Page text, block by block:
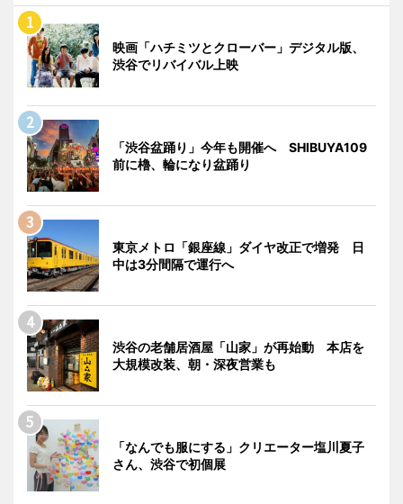
映画「ハチミツとクローバー」デジタル版、
渋谷でリバイバル上映
「渋谷盆踊り」今年も開催へ SHIBUYA109
前に櫓、輪になり盆踊り
東京メトロ「銀座線」ダイヤ改正で増発 日
中は3分間隔で運行へ
渋谷の老舗居酒屋「山家」が再始動 本店を
大規模改装、朝・深夜営業も
「なんでも服にする」クリエーター塩川夏子
さん、渋谷で初個展